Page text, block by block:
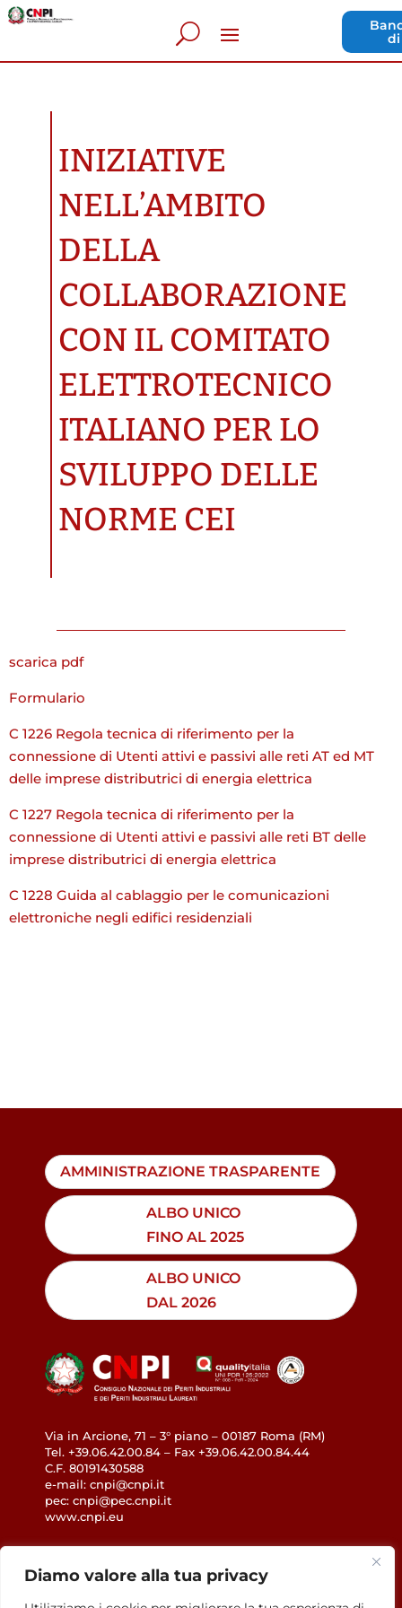
Diamo valore alla tua privacy
INIZIATIVE
NELL’AMBITO
DELLA
COLLABORAZIONE
CON IL COMITATO
ELETTROTECNICO
ITALIANO PER LO
SVILUPPO DELLE
NORME CEI
scarica pdf
Formulario
C 1226 Regola tecnica di riferimento per la
connessione di Utenti attivi e passivi alle reti AT ed MT
delle imprese distributrici di energia elettrica
C 1227 Regola tecnica di riferimento per la
connessione di Utenti attivi e passivi alle reti BT delle
imprese distributrici di energia elettrica
C 1228 Guida al cablaggio per le comunicazioni
elettroniche negli edifici residenziali
AMMINISTRAZIONE TRASPARENTE
ALBO UNICO
FINO AL 2025
ALBO UNICO
DAL 2026
Via in Arcione, 71 – 3° piano – 00187 Roma (RM)
Tel. +39.06.42.00.84 – Fax +39.06.42.00.84.44
C.F. 80191430588
e-mail: cnpi@cnpi.it
pec: cnpi@pec.cnpi.it
www.cnpi.eu
Privacy Policy